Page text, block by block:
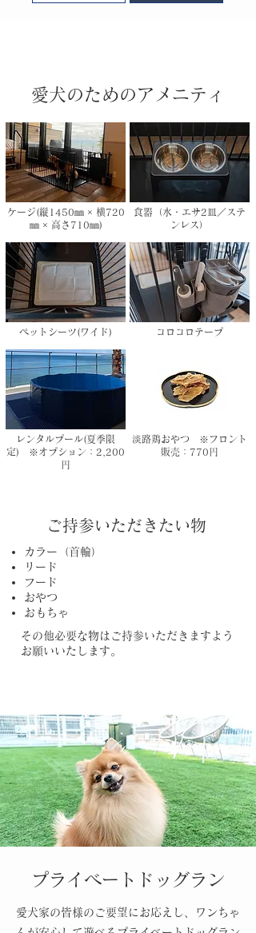
愛犬のためのアメニティ
ケージ(縦1450㎜ × 横720
㎜ × 高さ710㎜)
ペットシーツ(ワイド)
レンタルプール(夏季限
定) ※オプション：2,200
円
食器（水・エサ2皿／ステ
ンレス）
コロコロテープ
淡路鶏おやつ ※フロント
販売：770円
​ご持参いただきたい物
カラー（首輪）
リード
フード
おやつ
おもちゃ
その他必要な物はご持参いただきますよう
お願いいたします。
プライベートドッグラン
愛犬家の皆様のご要望にお応えし、ワンちゃ